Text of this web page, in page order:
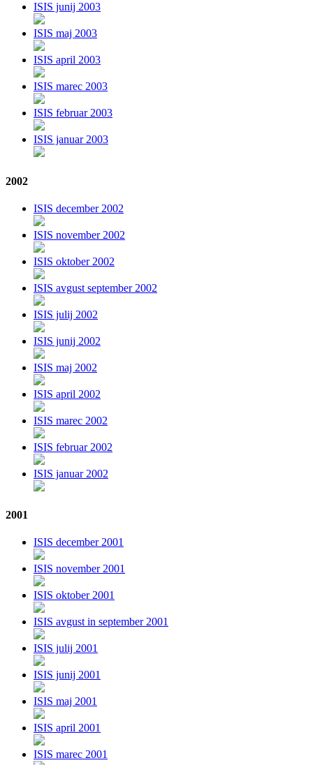
ISIS junij 2003
ISIS maj 2003
ISIS april 2003
ISIS marec 2003
ISIS februar 2003
ISIS januar 2003
2002
ISIS december 2002
ISIS november 2002
ISIS oktober 2002
ISIS avgust september 2002
ISIS julij 2002
ISIS junij 2002
ISIS maj 2002
ISIS april 2002
ISIS marec 2002
ISIS februar 2002
ISIS januar 2002
2001
ISIS december 2001
ISIS november 2001
ISIS oktober 2001
ISIS avgust in september 2001
ISIS julij 2001
ISIS junij 2001
ISIS maj 2001
ISIS april 2001
ISIS marec 2001